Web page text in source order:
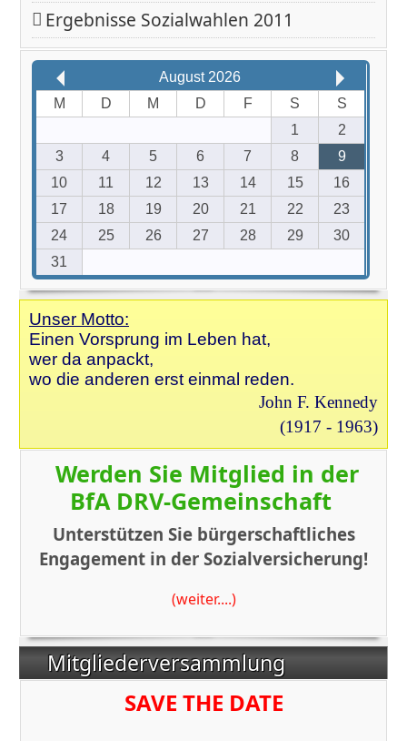
Ergebnisse Sozialwahlen 2011
August 2026
M
D M D F S
S
1
2
3
4 5 6 7 8
9
10
11 12 13 14 15
16
17
18 19 20 21 22
23
24
25 26 27 28 29
30
31
Unser Motto:
Einen Vorsprung im Leben hat,
wer da anpackt,
wo die anderen erst einmal reden.
John F. Kennedy
(1917 - 1963)
Werden Sie Mitglied in der
BfA DRV-Gemeinschaft
Unterstützen Sie bürgerschaftliches
Engagement in der Sozialversicherung!
(weiter....)
Mitgliederversammlung
SAVE THE DATE